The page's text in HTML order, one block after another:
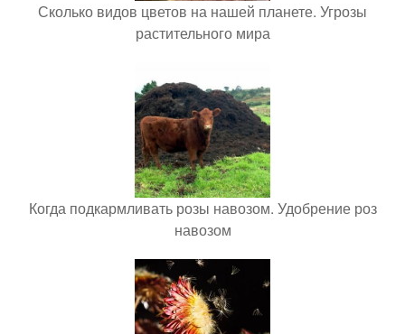
Сколько видов цветов на нашей планете. Угрозы
растительного мира
Когда подкармливать розы навозом. Удобрение роз
навозом